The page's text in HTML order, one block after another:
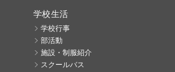
学校生活
学校行事
部活動
施設・制服紹介
スクールバス